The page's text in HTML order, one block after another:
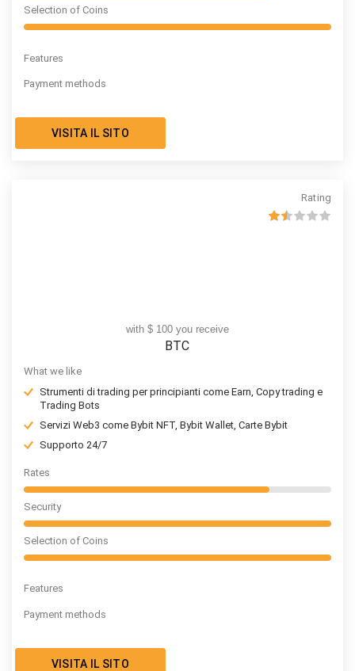
Selection of Coins
Features
Payment methods
VISITA IL SITO
Rating
with $ 100 you receive
BTC
What we like
Strumenti di trading per principianti come Earn, Copy trading e
Trading Bots
Servizi Web3 come Bybit NFT, Bybit Wallet, Carte Bybit
Supporto 24/7
Rates
Security
Selection of Coins
Features
Payment methods
VISITA IL SITO